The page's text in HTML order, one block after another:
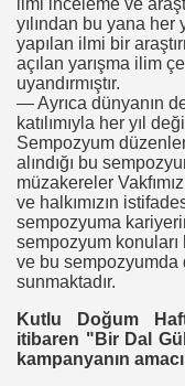
ilmi inceleme ve
yılından bu yana her
yapılan ilmi bir
açılan yarışma ilim
uyandırmıştır.
— Ayrıca dünyanın
katılımıyla her yıl
Sempozyum
alındığı bu
müzakereler
ve halkımızın
sempozyuma
sempozyum konuları
ve bu
sunmaktadır.
Kutlu Doğum
itibaren "Bir Dal Gül
kampanyanın